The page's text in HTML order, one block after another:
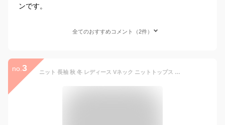
ンです。
全てのおすすめコメント（2件）
no. 3 ニット 長袖 秋 冬 レディース Vネック ニットトップス ショート丈 前後差 ケーブル編み アラン模様 厚手 着回し ゆったり ワイドシルエット ドロップショルダー 体形カバー ナチュラル リブ切り替え SAISON DE PAPILLON 送料無料 xyf9345